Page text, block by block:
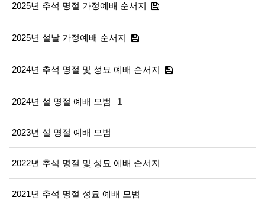
2025년 추석 명절 가정예배 순서지
2025년 설날 가정예배 순서지
2024년 추석 명절 및 성묘 예배 순서지
2024년 설 명절 예배 모범 1
2023년 설 명절 예배 모범
2022년 추석 명절 및 성묘 예배 순서지
2021년 추석 명절 성묘 예배 모범